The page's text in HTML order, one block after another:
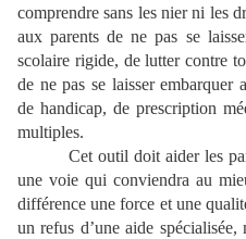
comprendre sans les nier ni les
aux parents de ne pas se
scolaire rigide, de lutter contre
de ne pas se laisser embarquer
de handicap, de prescription
multiples.
Cet outil doit aider les
une voie qui conviendra au
différence une force et une
un refus d’une aide